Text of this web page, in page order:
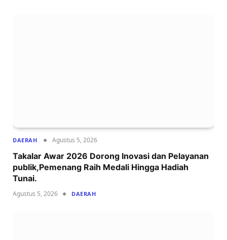
DAERAH Agustus 5, 2026
Takalar Awar 2026 Dorong Inovasi dan Pelayanan
publik,Pemenang Raih Medali Hingga Hadiah
Tunai.
Agustus 5, 2026 DAERAH